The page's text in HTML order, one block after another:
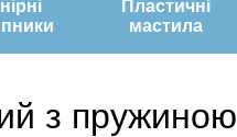
Пластичні
мастила
з пружиною